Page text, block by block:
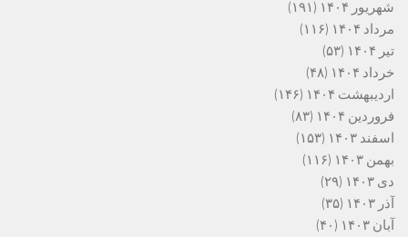
شهریور ۱۴۰۴
(۱۹۱)
مرداد ۱۴۰۴
(۱۱۶)
تیر ۱۴۰۴
(۵۳)
خرداد ۱۴۰۴
(۴۸)
اردیبهشت ۱۴۰۴
(۱۴۶)
فروردین ۱۴۰۴
(۸۳)
اسفند ۱۴۰۳
(۱۵۳)
بهمن ۱۴۰۳
(۱۱۶)
دی ۱۴۰۳
(۲۹)
آذر ۱۴۰۳
(۳۵)
آبان ۱۴۰۳
(۴۰)